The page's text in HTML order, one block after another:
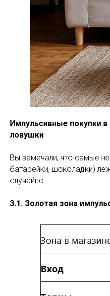
Импульсивные покупки
ловушки
Вы замечали, что самые
батарейки, шоколадки)
случайно.
3.1. Золотая зона